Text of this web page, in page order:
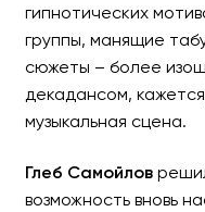
гипнотических
группы, манящие
сюжеты – более
декадансом,
музыкальная сцена.
Глеб Самойлов
возможность вновь